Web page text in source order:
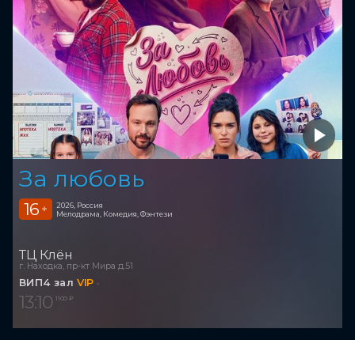
За любовь
16 +
2026, Россия
Мелодрама, Комедия, Фэнтези
ТЦ Клён
г. Находка, пр-кт Мира д.51
ВИП4 зал VIP
13:10 1 100 ₽